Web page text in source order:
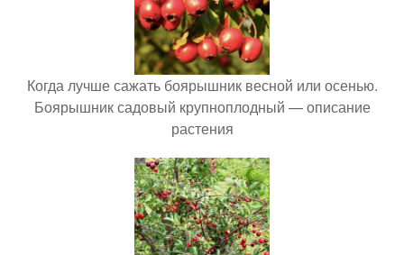
Когда лучше сажать боярышник весной или осенью.
Боярышник садовый крупноплодный — описание
растения